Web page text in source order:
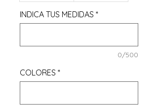
INDICA TUS MEDIDAS *
0/500
COLORES *